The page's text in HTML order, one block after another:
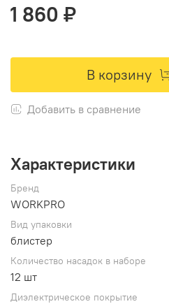
1 860 ₽
В корзину
Добавить в сравнение
Характеристики
Бренд
WORKPRO
Вид упаковки
блистер
Количество насадок в наборе
12 шт
Диэлектрическое покрытие